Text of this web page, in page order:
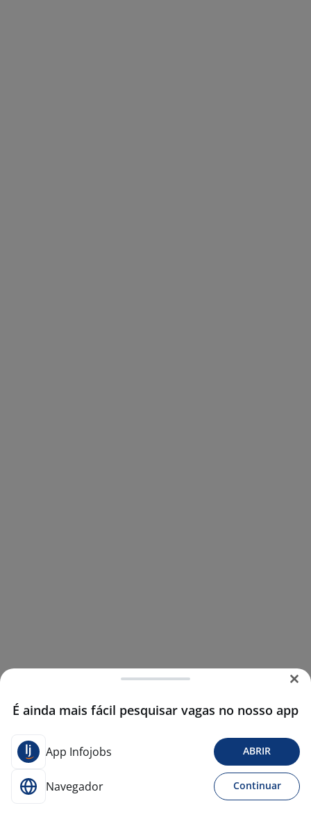
É ainda mais fácil pesquisar vagas no nosso app
App Infojobs ABRIR
Navegador Continuar